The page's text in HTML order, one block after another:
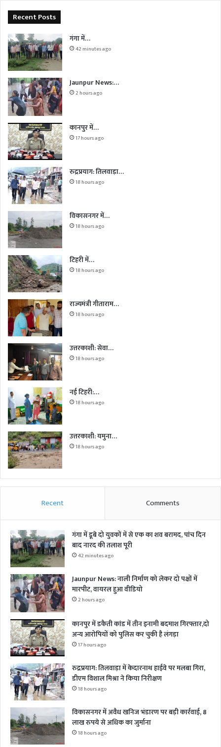
Recent Posts
गंगा में…
42 minutes ago
Jaunpur News:…
2 hours ago
कानपुर में…
17 hours ago
रुद्रप्रयाग: तिलवाड़ा…
18 hours ago
विकासनगर में…
18 hours ago
टिहरी में…
18 hours ago
राज्यमंत्री गीताराम…
18 hours ago
उत्तरकाशी: सेवा…
18 hours ago
नई टिहरी:…
18 hours ago
उत्तरकाशी: यमुना…
18 hours ago
Recent Comments
गंगा में डूबे दो युवकों में से एक का शव बरामद, पांच दिन
बाद नारद की तलाश पूरी
42 minutes ago
Jaunpur News: नाली निर्माण को लेकर दो पक्षों में
मारपीट, वायरल हुआ वीडियो
2 hours ago
कानपुर में डकैती कांड में तीन इनामी बदमाश गिरफ्तार,दो
अन्य आरोपियों को पुलिस कर चुकी है लंगड़ा
17 hours ago
रुद्रप्रयाग: तिलवाड़ा में केदारनाथ हाईवे पर मलबा गिरा,
डीएम विशाल मिश्रा ने किया निरीक्षण
18 hours ago
विकासनगर में अवैध खनिज भंडारण पर बड़ी कार्रवाई, 8
लाख रुपये से अधिक का जुर्माना
18 hours ago